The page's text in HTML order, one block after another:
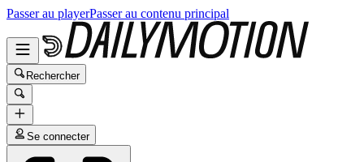
Passer au playerPasser au contenu principal
Rechercher
Se connecter